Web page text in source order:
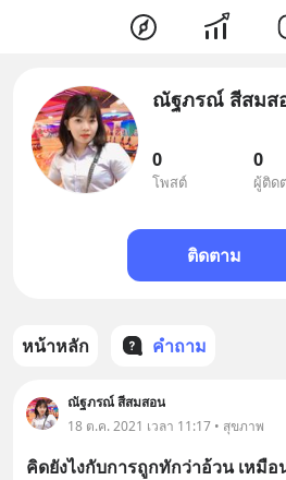
ณัฐภรณ์ สีสมส
0
โพสต์
0
ผู้ติด
ติดตาม
หน้าหลัก คำถาม
ณัฐภรณ์ สีสมสอน
18 ต.ค. 2021 เวลา 11:17 • สุขภาพ
คิดยังไงกับการถูกทักว่าอ้วน เหมือ